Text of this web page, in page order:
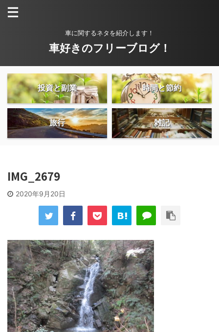
車に関するネタを紹介します！
車好きのフリーブログ！
投資と副業 時間と節約
旅行 雑記
IMG_2679
2020年9月20日